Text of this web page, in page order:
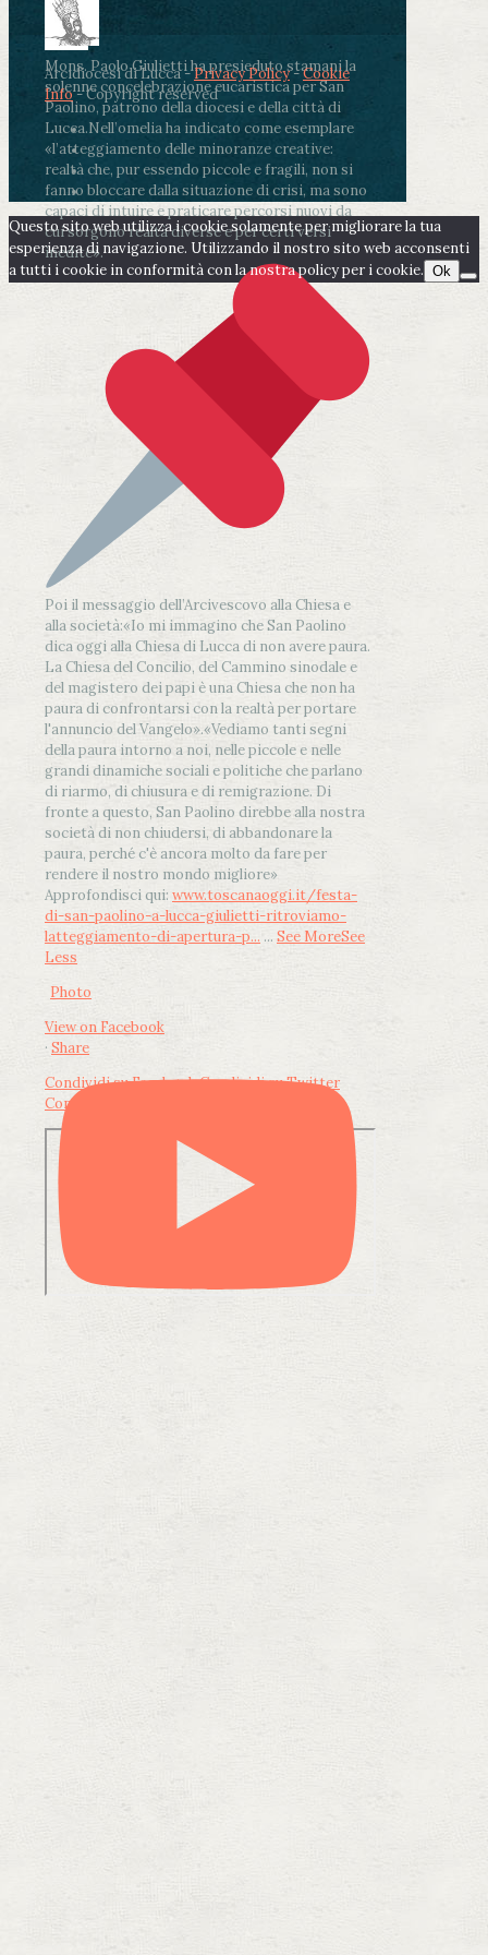
Mons. Paolo Giulietti ha presieduto stamani la
solenne concelebrazione eucaristica per San
Paolino, patrono della diocesi e della città di
Lucca.Nell’omelia ha indicato come esemplare
«l’atteggiamento delle minoranze creative:
realtà che, pur essendo piccole e fragili, non si
fanno bloccare dalla situazione di crisi, ma sono
capaci di intuire e praticare percorsi nuovi da
cui sorgono realtà diverse e per certi versi
inedite».
Poi il messaggio dell’Arcivescovo alla Chiesa e
alla società:«Io mi immagino che San Paolino
dica oggi alla Chiesa di Lucca di non avere paura.
La Chiesa del Concilio, del Cammino sinodale e
del magistero dei papi è una Chiesa che non ha
paura di confrontarsi con la realtà per portare
l'annuncio del Vangelo».«Vediamo tanti segni
della paura intorno a noi, nelle piccole e nelle
grandi dinamiche sociali e politiche che parlano
di riarmo, di chiusura e di remigrazione. Di
fronte a questo, San Paolino direbbe alla nostra
società di non chiudersi, di abbandonare la
paura, perché c'è ancora molto da fare per
rendere il nostro mondo migliore»
Approfondisci qui: www.toscanaoggi.it/festa-
di-san-paolino-a-lucca-giulietti-ritroviamo-
latteggiamento-di-apertura-p... ... See MoreSee
Less
Photo
View on Facebook
· Share
Condividi su FacebookCondividi su Twitter
Condividi su LinkedIn
Arcidiocesi di Lucca -Privacy Policy-Cookie
Info- Copyright reserved
Questo sito web utilizza i cookie solamente per migliorare la tua
esperienza di navigazione. Utilizzando il nostro sito web acconsenti
a tutti i cookie in conformità con la nostra policy per i cookie. Ok